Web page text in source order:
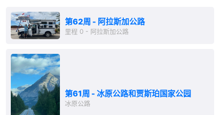
第62周 - 阿拉斯加公路
里程 0 - 阿拉斯加公路
第61周 - 冰原公路和贾斯珀国家公园
冰原公路